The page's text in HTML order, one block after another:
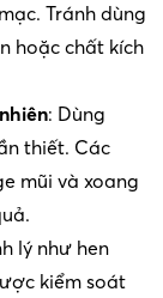
Tránh dùng
hoặc chất kích
: Dùng
thiết. Các
mũi và xoang
lý như hen
kiểm soát